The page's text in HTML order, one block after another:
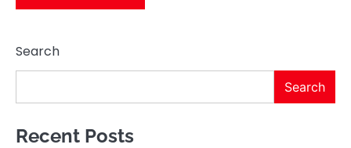
Search
Search
Recent Posts